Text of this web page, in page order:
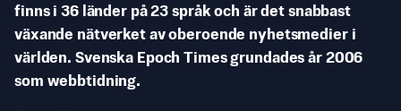
finns i 36 länder på 23 språk och är det snabbast
växande nätverket av oberoende nyhetsmedier i
världen. Svenska Epoch Times grundades år 2006
som webbtidning.